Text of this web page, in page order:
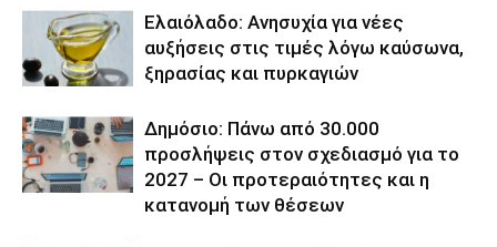
Ελαιόλαδο: Ανησυχία για νέες
αυξήσεις στις τιμές λόγω καύσωνα,
ξηρασίας και πυρκαγιών
Δημόσιο: Πάνω από 30.000
προσλήψεις στον σχεδιασμό για το
2027 – Οι προτεραιότητες και η
κατανομή των θέσεων